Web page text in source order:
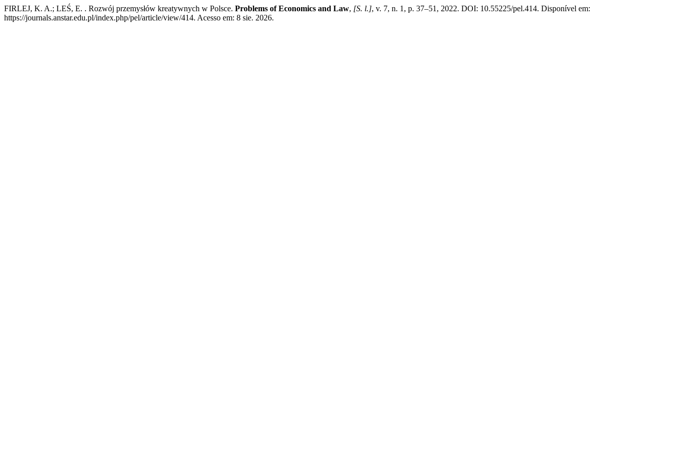
FIRLEJ, K. A.; LEŚ, E. . Rozwój przemysłów kreatywnych w Polsce. Problems of Economics and Law, [S. l.], v. 7, n. 1, p. 37–51, 2022. DOI: 10.55225/pel.414. Disponível em:
https://journals.anstar.edu.pl/index.php/pel/article/view/414. Acesso em: 8 sie. 2026.